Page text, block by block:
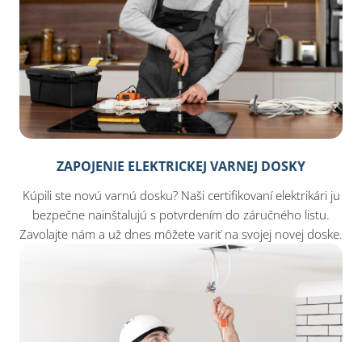
ZAPOJENIE ELEKTRICKEJ VARNEJ DOSKY
Kúpili ste novú varnú dosku? Naši certifikovaní elektrikári ju
bezpečne nainštalujú s potvrdením do záručného listu.
Zavolajte nám a už dnes môžete variť na svojej novej doske.